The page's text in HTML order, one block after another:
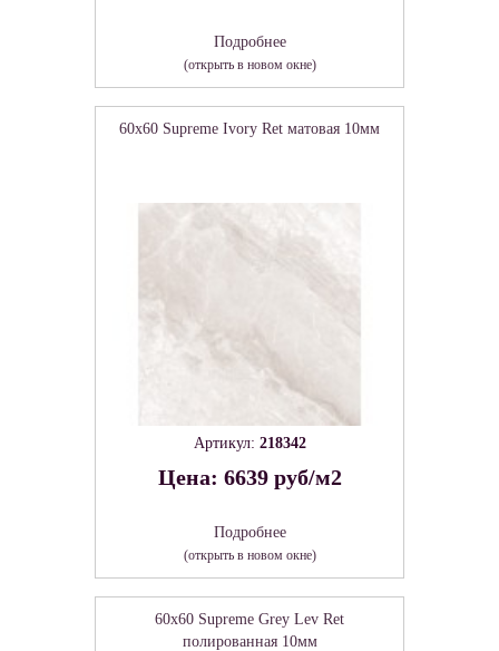
Подробнее
(открыть в новом окне)
60x60 Supreme Ivory Ret матовая 10мм
Артикул: 218342
Цена: 6639 руб/м2
Подробнее
(открыть в новом окне)
60x60 Supreme Grey Lev Ret
полированная 10мм